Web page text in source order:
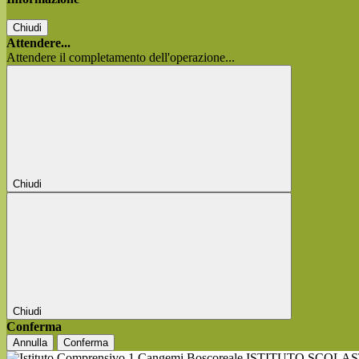
Chiudi
Attendere...
Attendere il completamento dell'operazione...
Chiudi
Chiudi
Conferma
Annulla Conferma